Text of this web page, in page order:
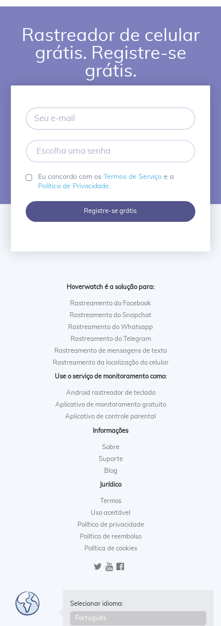
Rastreador de celular
grátis. Registre-se
grátis.
mail
uma
senha
Eu concordo com os Termos de Serviçoe a
Política de Privacidade
Registre-se grátis
Hoverwatch é a solução para:
Rastreamento do Facebook
Rastreamento do Snapchat
Rastreamento do Whatsapp
Rastreamento do Telegram
Rastreamento de mensagens de texto
Rastreamento da localização do celular
Use o serviço de monitoramento como:
Android rastreador de teclado
Aplicativo de monitoramento gratuito
Aplicativo de controle parental
Informações
Sobre
Suporte
Blog
Jurídico
Termos
Uso aceitável
Política de privacidade
Política de reembolso
Política de cookies
Selecionar idioma: